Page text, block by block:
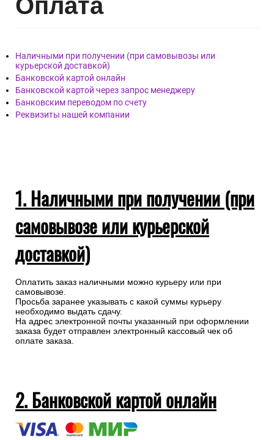
Оплата
Наличными при получении (при самовывозы или
курьерской доставкой)
Банковской картой онлайн
Банковской картой через запрос менеджеру
Банковским переводом по счету
Реквизиты нашей компании
1. Наличными при получении (при
самовывозе или курьерской
доставкой)
Оплатить заказ наличными можно курьеру или при
самовывозе.
Просьба заранее указывать с какой суммы курьеру
необходимо выдать сдачу.
На адрес электронной почты указанный при оформлении
заказа будет отправлен электронный кассовый чек об
оплате заказа.
2. Банковской картой онлайн